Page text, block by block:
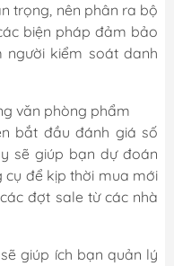
trọng, nên phân ra bộ
biện pháp đảm bảo
người kiểm soát danh
văn phòng phẩm
bắt đầu đánh giá số
sẽ giúp bạn dự đoán
cụ để kịp thời mua mới
đợt sale từ các nhà
giúp ích bạn quản lý